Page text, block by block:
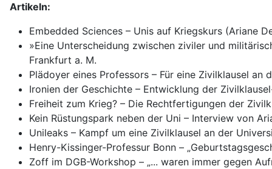
Artikeln:
Embedded Sciences – Unis auf Kriegskurs (Ariane
»Eine Unterscheidung zwischen ziviler und
Frankfurt a. M.
Plädoyer eines Professors – Für eine Zivilklausel
Ironien der Geschichte – Entwicklung der
Freiheit zum Krieg? – Die Rechtfertigungen der
Kein Rüstungspark neben der Uni – Interview von
Unileaks – Kampf um eine Zivilklausel an der
Henry-Kissinger-Professur Bonn –
Zoff im DGB-Workshop – „... waren immer gegen